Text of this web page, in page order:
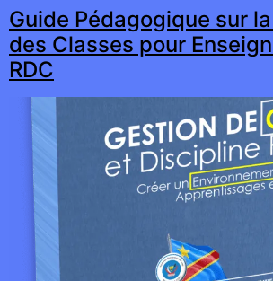
Guide Pédagogique sur
des Classes pour
RDC